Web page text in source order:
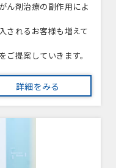
ん剤治療の副作用によ
されるお客様も増えて
提案していきます。
詳細をみる